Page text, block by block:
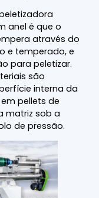
anel é que o
através do
e temperado, e
para peletizar.
são
interna da
pellets de
matriz sob a
de pressão.